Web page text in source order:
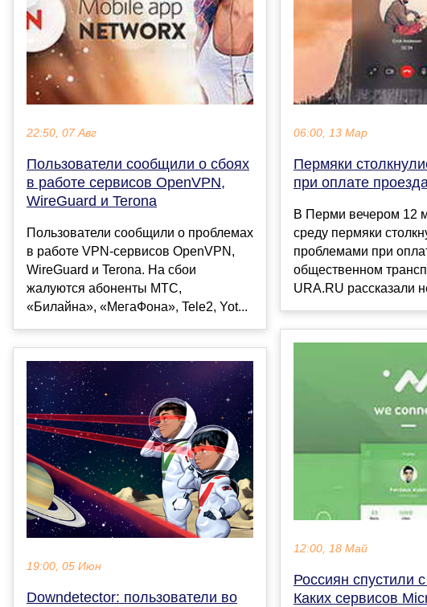
22:50, 07 Авг
Пользователи сообщили о сбоях
в работе сервисов OpenVPN,
WireGuard и Terona
Пользователи сообщили о проблемах
в работе VPN-сервисов OpenVPN,
WireGuard и Terona. На сбои
жалуются абоненты МТС,
«Билайна», «МегаФона», Tele2, Yot...
19:00, 05 Июн
Downdetector: пользователи во
06:00, 13 Мар
Пермяки
при оплате
В Перми вечером 12
среду пермяки
проблемами при
общественном
URA.RU рассказали
12:00, 18 Май
Россиян спустили
Каких сервисов